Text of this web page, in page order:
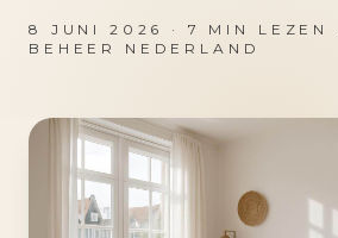
8 JUNI 2026 · 7 MIN LEZEN
BEHEER NEDERLAND